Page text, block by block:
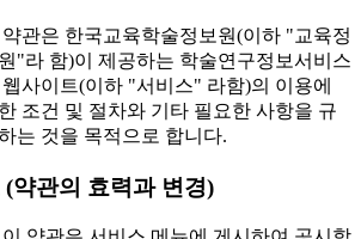
약관은 한국교육학술정보원(이하 "교육정
"라 함)이 제공하는 학술연구정보서비스
웹사이트(이하 "서비스" 라함)의 이용에
조건 및 절차와 기타 필요한 사항을 규
는 것을 목적으로 합니다.
(약관의 효력과 변경)